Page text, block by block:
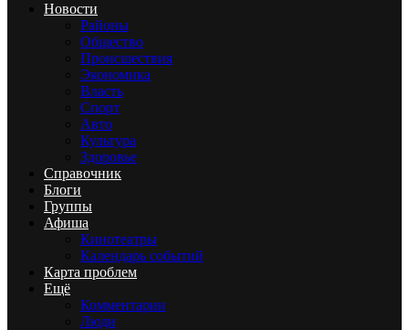
Новости
Районы
Общество
Происшествия
Экономика
Власть
Спорт
Авто
Культура
Здоровье
Справочник
Блоги
Группы
Афиша
Кинотеатры
Календарь событий
Карта проблем
Ещё
Комментарии
Люди